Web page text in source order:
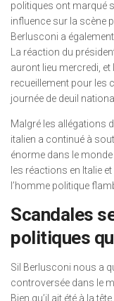
politiques ont marqué
influence sur la scène
Berlusconi a
La réaction du
auront lieu mercredi, et
recueillement pour les
journée de deuil
Malgré les allégations
italien a continué à
énorme dans le
les réactions en Italie
l’homme politique
Scandales
politiques
Sil Berlusconi nous a
controversée dans le
Bien qu’il ait été à la